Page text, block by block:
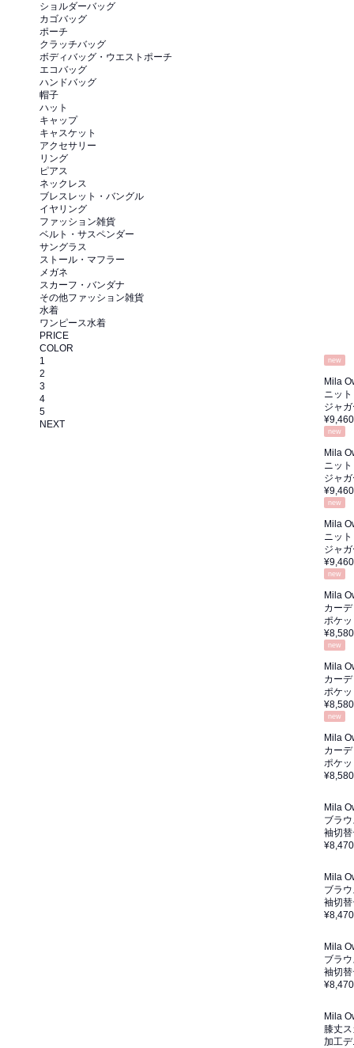
ショルダーバッグ
カゴバッグ
ポーチ
クラッチバッグ
ボディバッグ・ウエストポーチ
エコバッグ
ハンドバッグ
帽子
ハット
キャップ
キャスケット
アクセサリー
リング
ピアス
ネックレス
ブレスレット・バングル
イヤリング
ファッション雑貨
ベルト・サスペンダー
サングラス
ストール・マフラー
メガネ
スカーフ・バンダナ
その他ファッション雑貨
水着
ワンピース水着
PRICE
COLOR
new
Mila
ニット
ジャ
¥9,460
new
Mila
ニット
ジャ
¥9,460
new
Mila
ニット
ジャ
¥9,460
new
Mila
カー
ポケ
¥8,580
new
Mila
カー
ポケ
¥8,580
new
Mila
カー
ポケ
¥8,580
Mila
ブラ
袖切
¥8,470
Mila
ブラ
袖切
¥8,470
Mila
ブラ
袖切
¥8,470
Mila
膝丈
加工
1
2
3
4
5
NEXT